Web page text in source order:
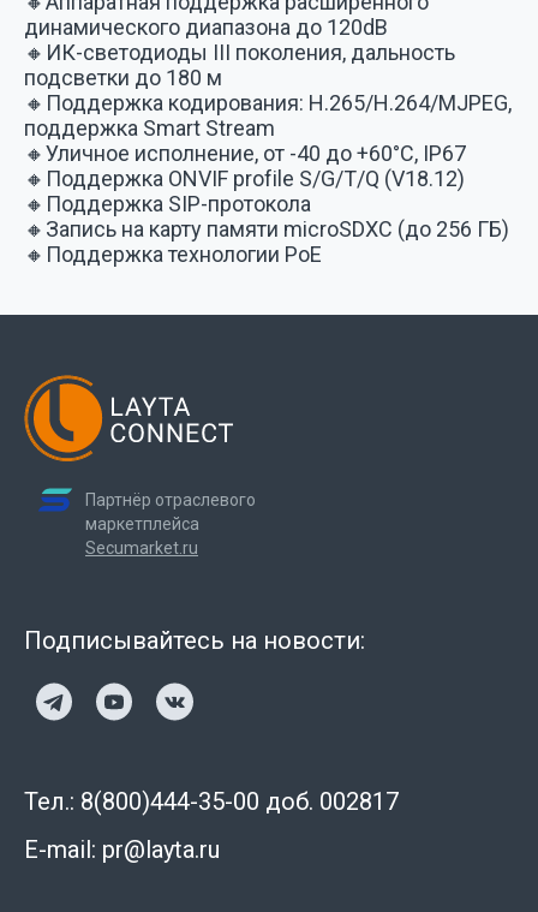
динамического диапазона до 120dB
🔸ИК-светодиоды III поколения, дальность
подсветки до 180 м
🔸Поддержка кодирования: H.265/H.264/MJPEG,
поддержка Smart Stream
🔸Уличное исполнение, от -40 до +60°C, IP67
🔸Поддержка ONVIF profile S/G/T/Q (V18.12)
🔸Поддержка SIP-протокола
🔸Запись на карту памяти microSDXC (до 256 ГБ)
🔸Поддержка технологии PoE
Партнёр отраслевого
маркетплейса
Secumarket.ru
Подписывайтесь на новости:
Тел.: 8(800)444-35-00 доб. 002817
E-mail: pr@layta.ru